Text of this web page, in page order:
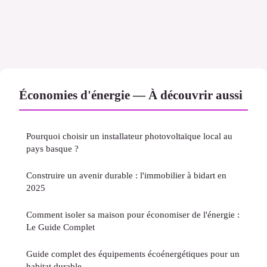
Économies d'énergie — À découvrir aussi
Pourquoi choisir un installateur photovoltaïque local au
pays basque ?
Construire un avenir durable : l'immobilier à bidart en
2025
Comment isoler sa maison pour économiser de l'énergie :
Le Guide Complet
Guide complet des équipements écoénergétiques pour un